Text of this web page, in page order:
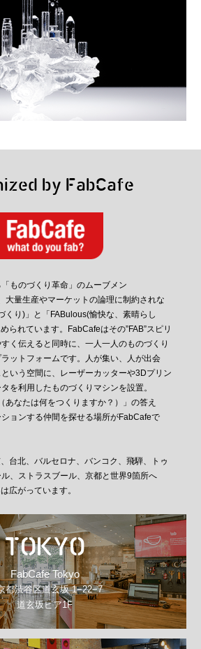
by FabCafe
ものづくり革命」のムーブメン
大量生産やマーケットの論理に制約されな
くり)」と「FABulous(愉快な、素晴らし
られています。FabCafeはその”FAB”スピリ
く伝えると同時に、一人一人のものづくり
ットフォームです。人が集い、人が出会
いう空間に、レーザーカッターや3Dプリン
を利用したものづくりマシンを設置。
あなたは何をつくりますか？）」の答え
ョンする仲間を探せる場所がFabCafeで
台北、バルセロナ、バンコク、飛騨、トゥ
、ストラスブール、京都と世界9箇所へ
広がっています。
TOKYO
FabCafe Tokyo
都渋谷区道玄坂 1−22−7
道玄坂ピア1F